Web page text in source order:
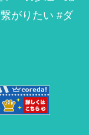
がりたい #ダ